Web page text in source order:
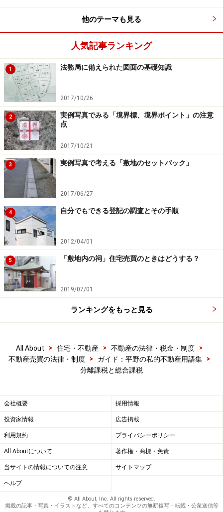
他のテーマも見る
人気記事ランキング
1 法務局に備えられた図面の基礎知識
2017/10/26
2
実例写真でみる「境界標、境界ポイント」の注意
点
2017/10/21
3 実例写真で考える「敷地のセットバック」
2017/06/27
4 自分でもできる登記の調査とその手順
2012/04/01
5 「敷地内の祠」住宅売買のときはどうする？
2019/07/01
ランキングをもっと見る
All About > 住宅・不動産 > 不動産の法律・税金・制度
>
不動産売買の法律・制度
> ガイド：平野の私的不動産用語集
>
分離課税と総合課税
会社概要 採用情報
投資家情報 広告掲載
利用規約 プライバシーポリシー
All Aboutについて 著作権・商標・免責
当サイトの情報についての注意 サイトマップ
ヘルプ
© All About, Inc. All rights reserved.
掲載の記事・写真・イラストなど、すべてのコンテンツの無断複写・転載・公衆送信等